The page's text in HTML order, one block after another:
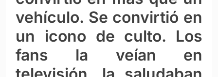
vehículo. Se convirtió en
un icono de culto. Los
fans la veían en